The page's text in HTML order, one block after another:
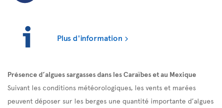
Plus d'information
Présence d’algues sargasses dans les Caraïbes et au Mexique
Suivant les conditions météorologiques, les vents et marées
peuvent déposer sur les berges une quantité importante d’algues